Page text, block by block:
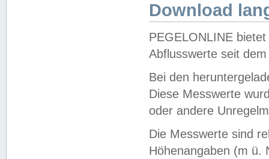
Download
PEGELONLINE
Abflusswerte seit
Bei den
Diese Messwerte
oder andere
Die Messwerte sind
Höhenangaben (m ü.